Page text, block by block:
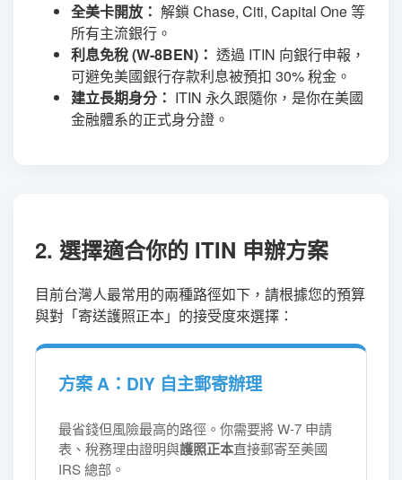
全美卡開放： 解鎖 Chase, Citi, Capital One 等
所有主流銀行。
利息免稅 (W-8BEN)： 透過 ITIN 向銀行申報，
可避免美國銀行存款利息被預扣 30% 稅金。
建立長期身分： ITIN 永久跟隨你，是你在美國
金融體系的正式身分證。
2. 選擇適合你的 ITIN 申辦方案
目前台灣人最常用的兩種路徑如下，請根據您的預算
與對「寄送護照正本」的接受度來選擇：
方案 A：DIY 自主郵寄辦理
最省錢但風險最高的路徑。你需要將 W-7 申請
表、稅務理由證明與護照正本直接郵寄至美國
IRS 總部。